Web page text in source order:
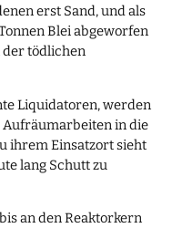
erst Sand, und als
Blei abgeworfen
der tödlichen
Liquidatoren, werden
Aufräumarbeiten in die
ihrem Einsatzort sieht
lang Schutt zu
an den Reaktorkern